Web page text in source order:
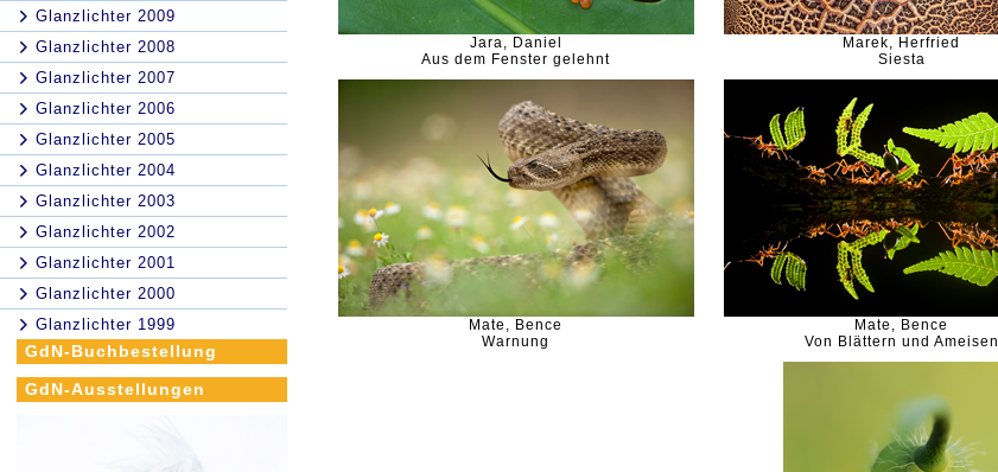
Glanzlichter 2009
Glanzlichter 2008
Glanzlichter 2007
Glanzlichter 2006
Glanzlichter 2005
Glanzlichter 2004
Glanzlichter 2003
Glanzlichter 2002
Glanzlichter 2001
Glanzlichter 2000
Glanzlichter 1999
GdN-Buchbestellung
GdN-Ausstellungen
Jara, Daniel
Aus dem Fenster gelehnt
Marek, Herfried
Siesta
Mate, Bence
Warnung
Mate, Bence
Von Blättern und Ameisen